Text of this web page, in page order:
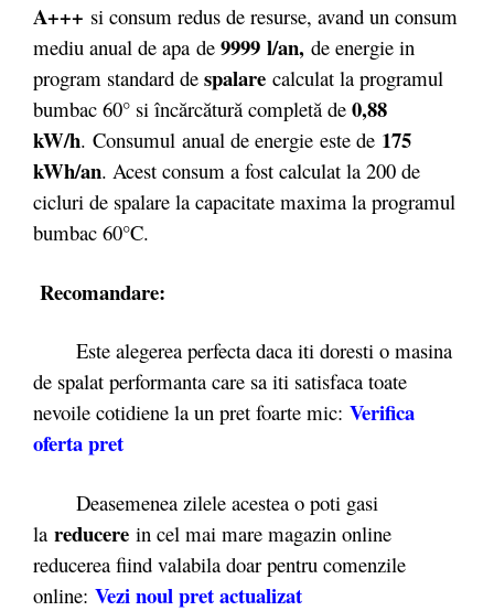
A+++ si consum redus de resurse, avand un consum
mediu anual de apa de 9999 l/an, de energie in
program standard de spalare calculat la programul
bumbac 60° si încărcătură completă de 0,88
kW/h. Consumul anual de energie este de 175
kWh/an. Acest consum a fost calculat la 200 de
cicluri de spalare la capacitate maxima la programul
bumbac 60°C.
Recomandare:
Este alegerea perfecta daca iti doresti o masina
de spalat performanta care sa iti satisfaca toate
nevoile cotidiene la un pret foarte mic: Verifica
oferta pret
Deasemenea zilele acestea o poti gasi
la reducere in cel mai mare magazin online
reducerea fiind valabila doar pentru comenzile
online: Vezi noul pret actualizat